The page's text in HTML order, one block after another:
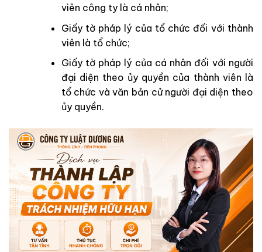
viên công ty là cá nhân;
Giấy tờ pháp lý của tổ chức đối với thành
viên là tổ chức;
Giấy tờ pháp lý của cá nhân đối với người
đại diện theo ủy quyền của thành viên là
tổ chức và văn bản cử người đại diện theo
ủy quyền.